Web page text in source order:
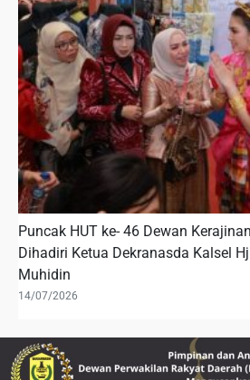
Puncak HUT ke- 46 Dewan
Dihadiri Ketua Dekranasda Kalsel
Muhidin
14/07/2026